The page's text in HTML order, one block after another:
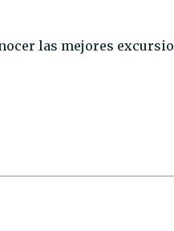
las mejores